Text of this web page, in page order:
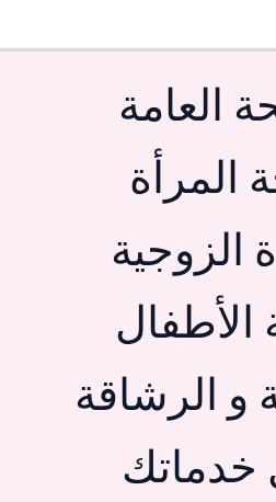
العامة
المرأة
الزوجية
و الرشاقة
خدماتك